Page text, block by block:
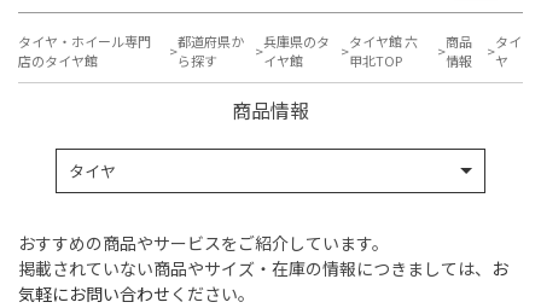
タイヤ・ホイール専門
店のタイヤ館
都道府県か
ら探す
兵庫県のタ
イヤ館
タイヤ館 六
甲北TOP
商品
情報
タイ
ヤ
商品情報
タイヤ
おすすめの商品やサービスをご紹介しています。
掲載されていない商品やサイズ・在庫の情報につきましては、 お
気軽にお問い合わせ ください。